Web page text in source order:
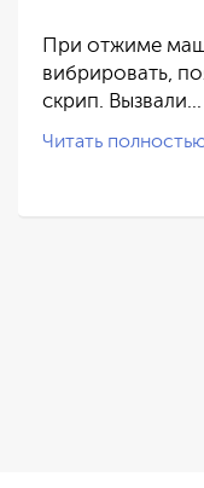
При отжиме
вибрировать,
скрип. Вызвали…
Читать